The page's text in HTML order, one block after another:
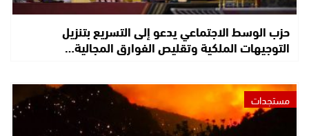
حزب الوسط الاجتماعي يدعو إلى التسريع بتنزيل
التوجيهات الملكية وتقليص الفوارق المجالية…
مستجدات